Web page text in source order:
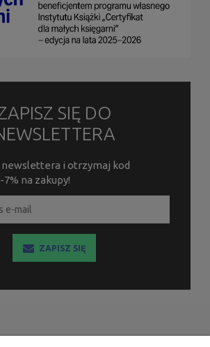
SIĘ DO
newslettera i otrzymaj kod
na zakupy!
ZAPISZ SIĘ
INFORMACJE